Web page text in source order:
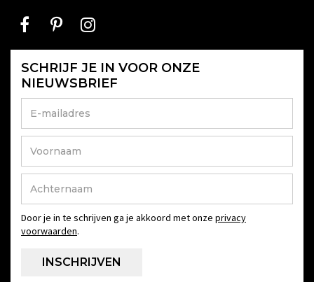
SCHRIJF JE IN VOOR ONZE
NIEUWSBRIEF
Door je in te schrijven ga je akkoord met onze privacy
voorwaarden.